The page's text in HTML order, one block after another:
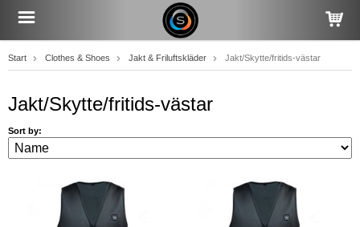
Start Clothes & Shoes Jakt & Friluftskläder Jakt/Skytte/fritids-västar
Jakt/Skytte/fritids-västar
Sort by: